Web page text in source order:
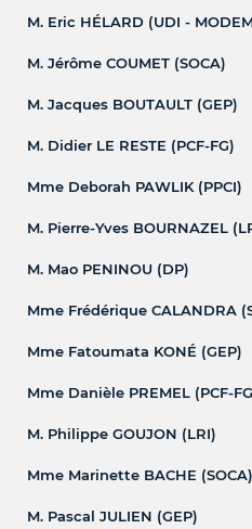
M. Eric HÉLARD (UDI -
M. Jérôme COUMET (SOCA)
M. Jacques BOUTAULT (GEP)
M. Didier LE RESTE (PCF-FG)
Mme Deborah PAWLIK (PPCI)
M. Pierre-Yves BOURNAZEL
M. Mao PENINOU (DP)
Mme Frédérique CALANDRA
Mme Fatoumata KONÉ (GEP)
Mme Danièle PREMEL (PCF-
M. Philippe GOUJON (LRI)
Mme Marinette BACHE (SOCA)
M. Pascal JULIEN (GEP)